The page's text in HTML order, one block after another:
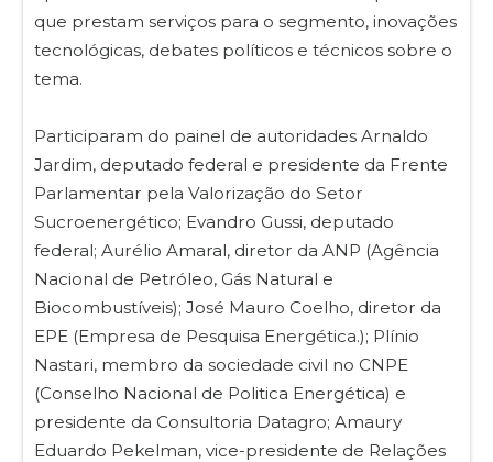
que prestam serviços para o segmento, inovações
tecnológicas, debates políticos e técnicos sobre o
tema.
Participaram do painel de autoridades Arnaldo
Jardim, deputado federal e presidente da Frente
Parlamentar pela Valorização do Setor
Sucroenergético; Evandro Gussi, deputado
federal; Aurélio Amaral, diretor da ANP (Agência
Nacional de Petróleo, Gás Natural e
Biocombustíveis); José Mauro Coelho, diretor da
EPE (Empresa de Pesquisa Energética.); Plínio
Nastari, membro da sociedade civil no CNPE
(Conselho Nacional de Politica Energética) e
presidente da Consultoria Datagro; Amaury
Eduardo Pekelman, vice-presidente de Relações